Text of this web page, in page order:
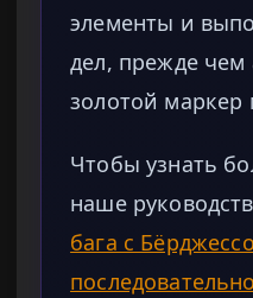
элементы и
дел, прежде чем
золотой маркер
Чтобы узнать
наше
бага с